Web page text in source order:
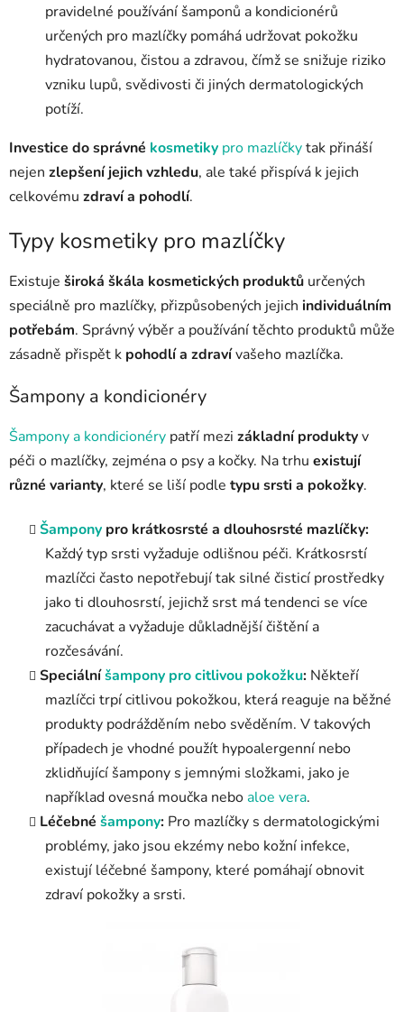
pravidelné používání šamponů a kondicionérů
určených pro mazlíčky pomáhá udržovat pokožku
hydratovanou, čistou a zdravou, čímž se snižuje riziko
vzniku lupů, svědivosti či jiných dermatologických
potíží.
Investice do správné kosmetiky pro mazlíčkytak přináší
nejen zlepšení jejich vzhledu, ale také přispívá k jejich
celkovému zdraví a pohodlí.
Typy kosmetiky pro mazlíčky
Existuje široká škála kosmetických produktů určených
speciálně pro mazlíčky, přizpůsobených jejich individuálním
potřebám. Správný výběr a používání těchto produktů může
zásadně přispět k pohodlí a zdravívašeho mazlíčka.
Šampony a kondicionéry
Šampony a kondicionéry patří mezi základní produktyv
péči o mazlíčky, zejména o psy a kočky. Na trhu existují
různé varianty, které se liší podle typu srsti a pokožky.
Šampony pro krátkosrsté a dlouhosrsté mazlíčky:
Každý typ srsti vyžaduje odlišnou péči. Krátkosrstí
mazlíčci často nepotřebují tak silné čisticí prostředky
jako ti dlouhosrstí, jejichž srst má tendenci se více
zacuchávat a vyžaduje důkladnější čištění a
rozčesávání.
Speciálníšampony pro citlivou pokožku: Někteří
mazlíčci trpí citlivou pokožkou, která reaguje na běžné
produkty podrážděním nebo svěděním. V takových
případech je vhodné použít hypoalergenní nebo
zklidňující šampony s jemnými složkami, jako je
například ovesná moučka neboaloe vera.
Léčebné šampony: Pro mazlíčky s dermatologickými
problémy, jako jsou ekzémy nebo kožní infekce,
existují léčebné šampony, které pomáhají obnovit
zdraví pokožky a srsti.